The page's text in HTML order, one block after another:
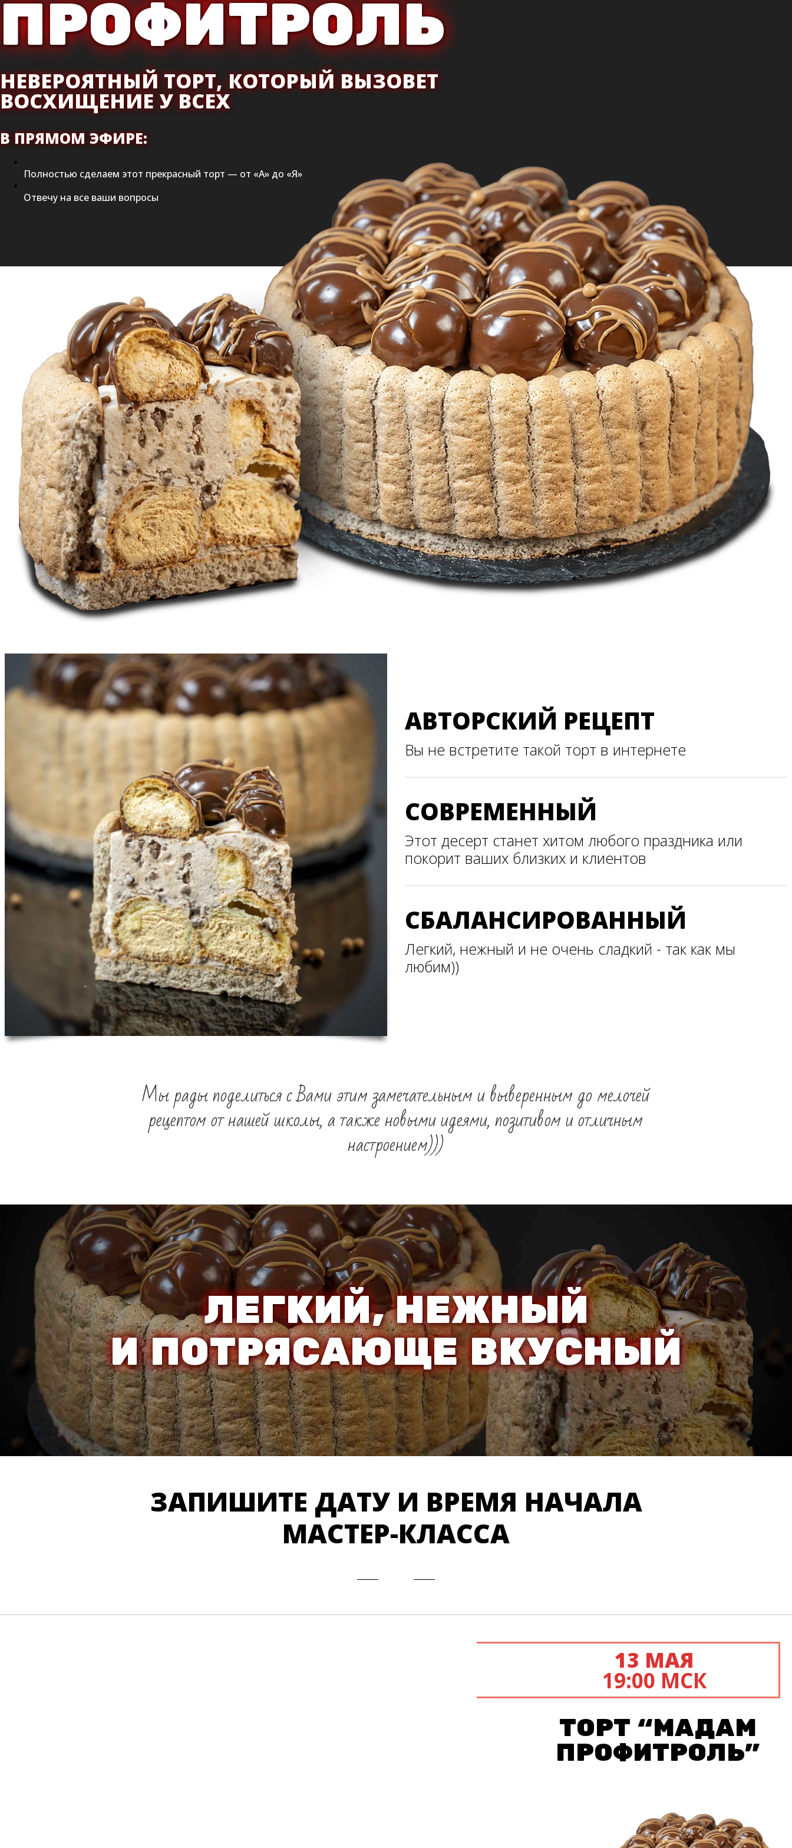
ПРОФИТРОЛЬ
НЕВЕРОЯТНЫЙ ТОРТ, КОТОРЫЙ ВЫЗОВЕТ
ВОСХИЩЕНИЕ У ВСЕХ
В ПРЯМОМ ЭФИРЕ:
Полностью сделаем этот прекрасный торт — от «А» до «Я»
Отвечу на все ваши вопросы
АВТОРСКИЙ РЕЦЕПТ
Вы не встретите такой торт в интернете
СОВРЕМЕННЫЙ
Этот десерт станет хитом любого праздника или
покорит ваших близких и клиентов
СБАЛАНСИРОВАННЫЙ
Легкий, нежный и не очень сладкий - так как мы
любим))
Мы рады поделиться с Вами этим замечательным и выверенным до мелочей
рецептом от нашей школы, а также новыми идеями, позитивом и отличным
настроением)))
ЛЕГКИЙ, НЕЖНЫЙ
И ПОТРЯСАЮЩЕ ВКУСНЫЙ
ЗАПИШИТЕ ДАТУ И ВРЕМЯ НАЧАЛА
МАСТЕР-КЛАССА
13 МАЯ
19:00 МСК
ТОРТ “МАДАМ
ПРОФИТРОЛЬ”